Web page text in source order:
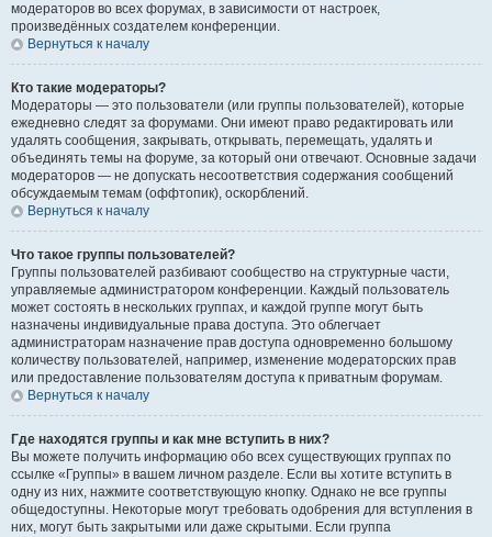
модераторов во всех форумах, в зависимости от настроек,
произведённых создателем конференции.
Вернуться к началу
Кто такие модераторы?
Модераторы — это пользователи (или группы пользователей), которые
ежедневно следят за форумами. Они имеют право редактировать или
удалять сообщения, закрывать, открывать, перемещать, удалять и
объединять темы на форуме, за который они отвечают. Основные задачи
модераторов — не допускать несоответствия содержания сообщений
обсуждаемым темам (оффтопик), оскорблений.
Вернуться к началу
Что такое группы пользователей?
Группы пользователей разбивают сообщество на структурные части,
управляемые администратором конференции. Каждый пользователь
может состоять в нескольких группах, и каждой группе могут быть
назначены индивидуальные права доступа. Это облегчает
администраторам назначение прав доступа одновременно большому
количеству пользователей, например, изменение модераторских прав
или предоставление пользователям доступа к приватным форумам.
Вернуться к началу
Где находятся группы и как мне вступить в них?
Вы можете получить информацию обо всех существующих группах по
ссылке «Группы» в вашем личном разделе. Если вы хотите вступить в
одну из них, нажмите соответствующую кнопку. Однако не все группы
общедоступны. Некоторые могут требовать одобрения для вступления в
них, могут быть закрытыми или даже скрытыми. Если группа